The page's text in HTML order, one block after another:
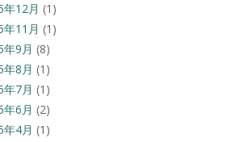
年12月 (1)
年11月 (1)
年9月 (8)
年8月 (1)
年7月 (1)
年6月 (2)
年4月 (1)